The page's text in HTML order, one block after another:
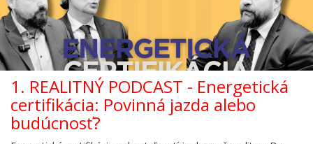
1. REALITNÝ PODCAST - Energetická
certifikácia: Povinná jazda alebo
budúcnosť?